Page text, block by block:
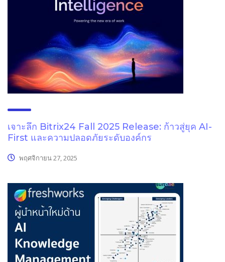
เจาะลึก Bitrix24 Fall 2025 Release: ก้าวสู่ยุค AI-
First และความปลอดภัยระดับองค์กร
พฤศจิกายน 27, 2025